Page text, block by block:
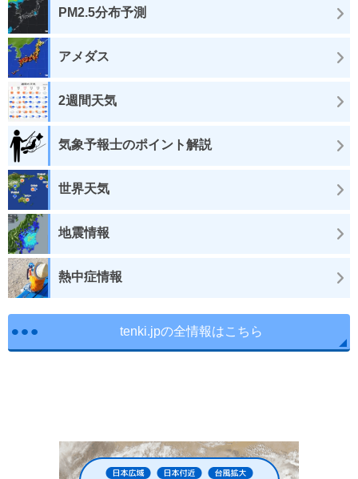
PM2.5分布予測
アメダス
2週間天気
気象予報士のポイント解説
世界天気
地震情報
熱中症情報
tenki.jpの全情報はこちら